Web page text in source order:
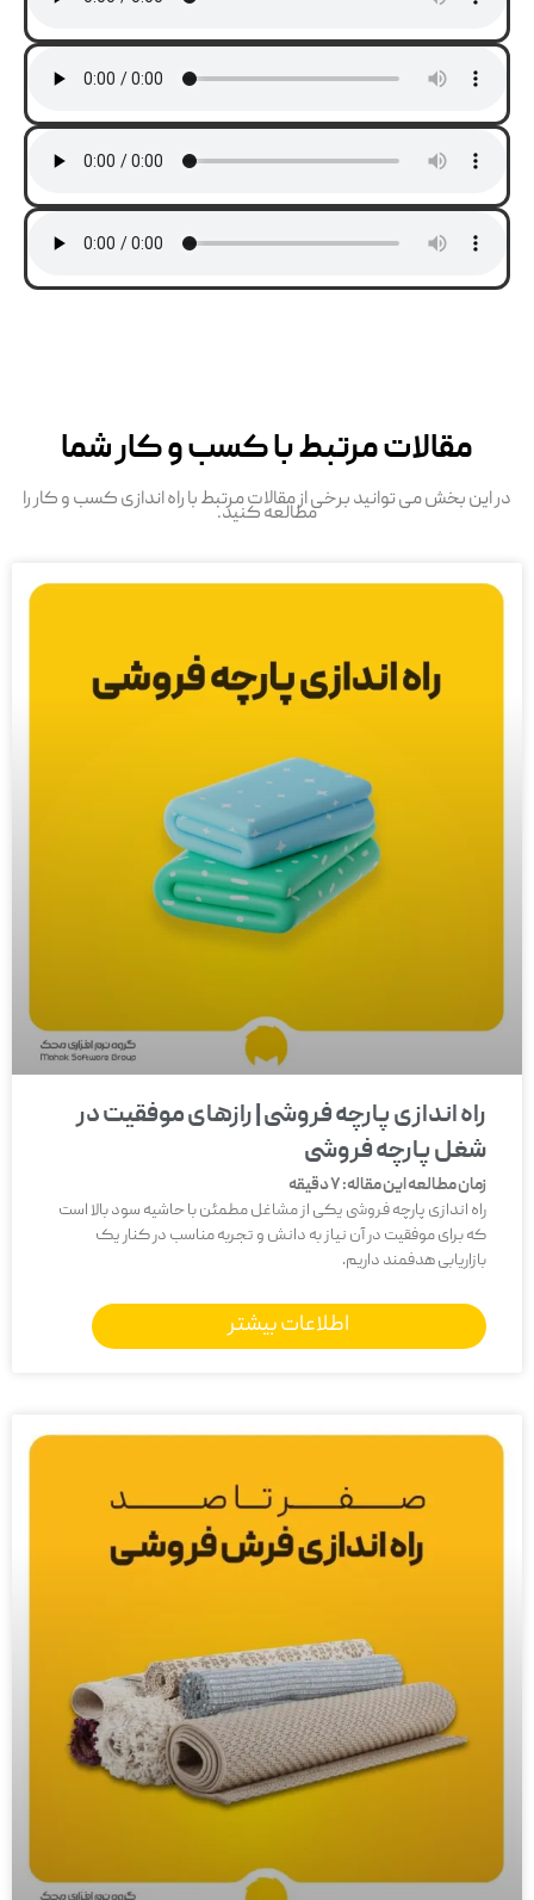
مقالات مرتبط با کسب و کار شما
در این بخش می توانید برخی از مقالات مرتبط با راه اندازی کسب و کار را
مطالعه کنید.
راه اندازی پارچه فروشی | رازهای موفقیت در
شغل پارچه فروشی
زمان مطالعه این مقاله:7دقیقه
راه اندازی پارچه فروشی یکی از مشاغل مطمئن با حاشیه سود بالا است
که برای موفقیت در آن نیاز به دانش و تجربه مناسب در کنار یک
بازاریابی هدفمند داریم.
اطلاعات بیشتر